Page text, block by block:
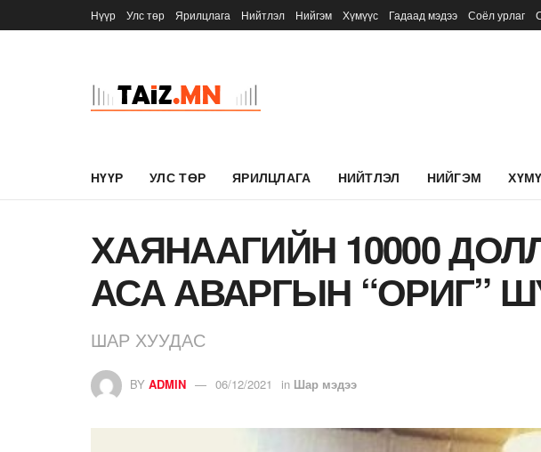
Нүүр Улс төр Ярилцлага Нийтлэл Нийгэм Хүмүүс Гадаад мэдээ Соёл урлаг
НҮҮР УЛС ТӨР ЯРИЛЦЛАГА НИЙТЛЭЛ НИЙГЭМ
ХАЯНААГИЙН 10000
АСА АВАРГЫН “ОРИГ”
ШАР ХУУДАС
BY ADMIN 06/12/2021 in Шар мэдээ